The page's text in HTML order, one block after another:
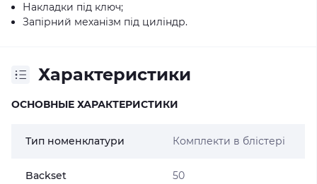
Накладки під ключ;
Запірний механізм під циліндр.
Характеристики
ОСНОВНЫЕ ХАРАКТЕРИСТИКИ
Тип номенклатури Комплекти в блістері
Backset 50